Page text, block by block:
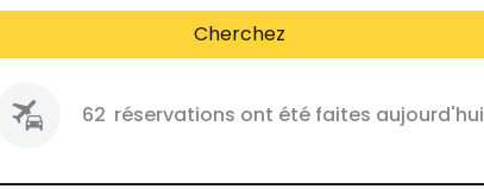
Cherchez
62 réservations ont été faites aujourd'hui